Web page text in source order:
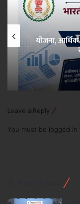
योजना,
Leave a Reply
You must be logged in